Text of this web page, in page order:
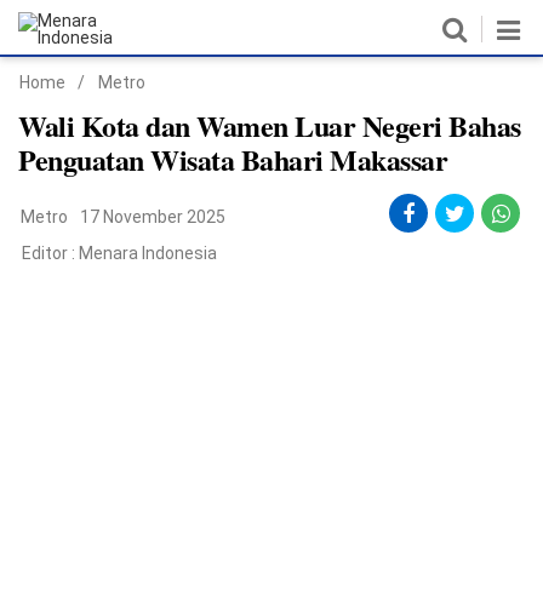
Home
Nasional
Politik
Home / Metro
Wali Kota dan Wamen Luar Negeri Bahas
Penguatan Wisata Bahari Makassar
Metro
17 November 2025
Editor : Menara Indonesia